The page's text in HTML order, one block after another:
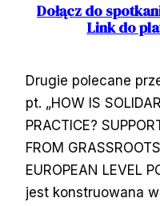
Dołącz do
Link do
Drugie polecane
pt. „HOW IS
PRACTICE?
FROM
EUROPEAN LEVEL
jest konstruowana